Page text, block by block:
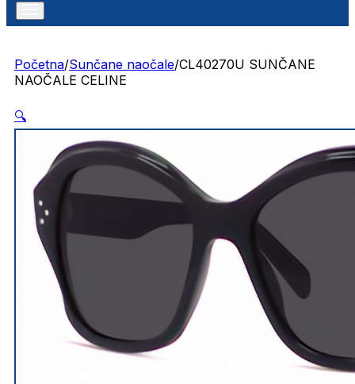
Početna/Sunčane naočale/CL40270U SUNČANE
NAOČALE CELINE
🔍